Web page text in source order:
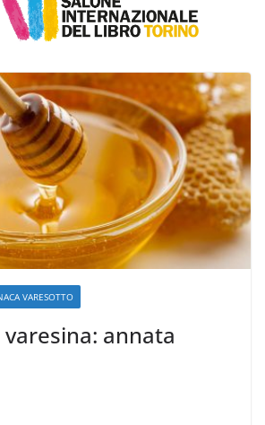
VARESOTTO
annata